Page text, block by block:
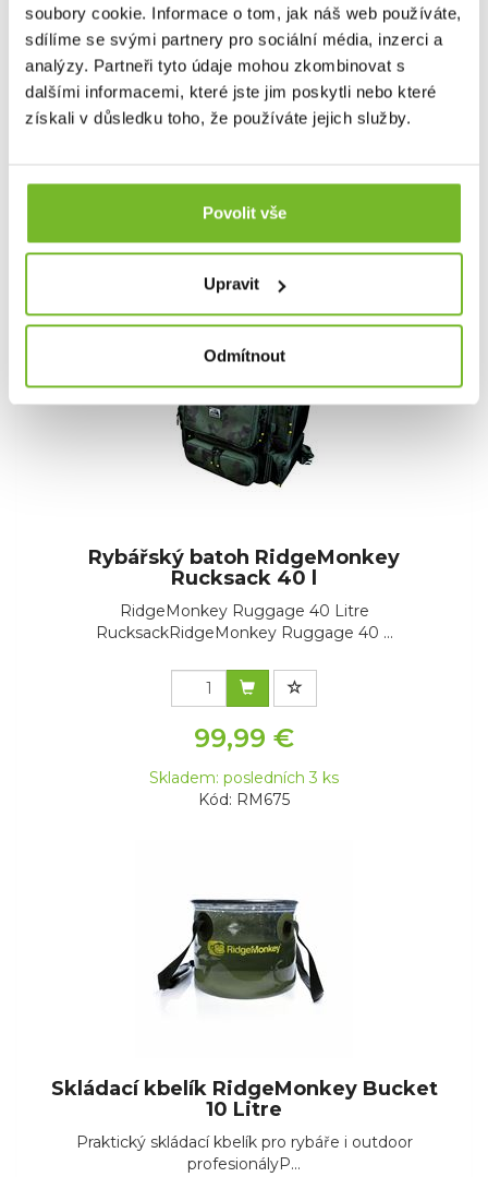
soubory cookie. Informace o tom, jak náš web používáte,
sdílíme se svými partnery pro sociální média, inzerci a
analýzy. Partneři tyto údaje mohou zkombinovat s
dalšími informacemi, které jste jim poskytli nebo které
získali v důsledku toho, že používáte jejich služby.
Povolit vše
Upravit
Odmítnout
Pouzdro RidgeMonkey Ruggage
Compact Scales Pouch
RidgeMonkey Ruggage Scales PouchRidgeMonkey
Ruggage Scales P...
17,48 €
Skladem: posledních 8 ks
Rybářský batoh RidgeMonkey
Rucksack 40 l
RidgeMonkey Ruggage 40 Litre
RucksackRidgeMonkey Ruggage 40 ...
99,99 €
Skladem: posledních 3 ks
Kód: RM675
Skládací kbelík RidgeMonkey Bucket
10 Litre
Praktický skládací kbelík pro rybáře i outdoor
profesionályP...